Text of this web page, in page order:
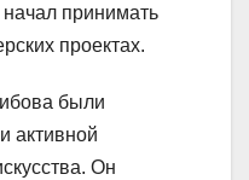
начал принимать
проектах.
были
активной
Он